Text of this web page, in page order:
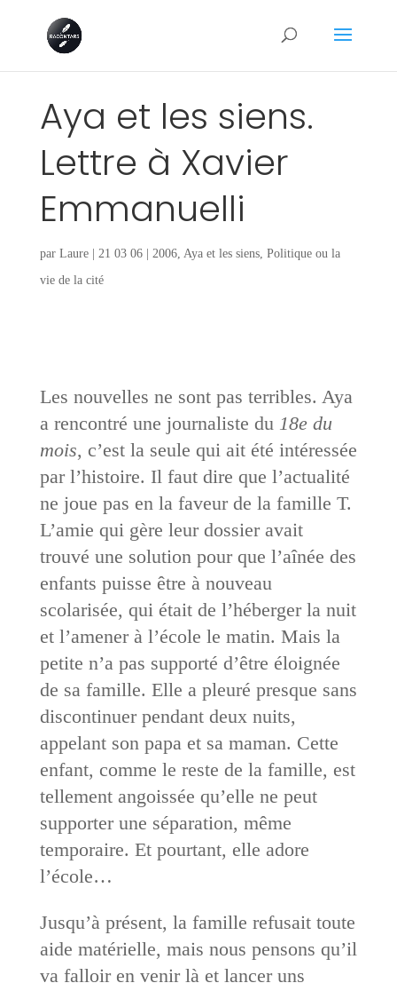
Aya et les siens.
Lettre à Xavier
Emmanuelli
par Laure| 21 03 06| 2006, Aya et les siens, Politique ou la
vie de la cité
Les nouvelles ne sont pas terribles. Aya
a rencontré une journaliste du 18e du
mois, c’est la seule qui ait été intéressée
par l’histoire. Il faut dire que l’actualité
ne joue pas en la faveur de la famille T.
L’amie qui gère leur dossier avait
trouvé une solution pour que l’aînée des
enfants puisse être à nouveau
scolarisée, qui était de l’héberger la nuit
et l’amener à l’école le matin. Mais la
petite n’a pas supporté d’être éloignée
de sa famille. Elle a pleuré presque sans
discontinuer pendant deux nuits,
appelant son papa et sa maman. Cette
enfant, comme le reste de la famille, est
tellement angoissée qu’elle ne peut
supporter une séparation, même
temporaire. Et pourtant, elle adore
l’école…
Jusqu’à présent, la famille refusait toute
aide matérielle, mais nous pensons qu’il
va falloir en venir là et lancer uns